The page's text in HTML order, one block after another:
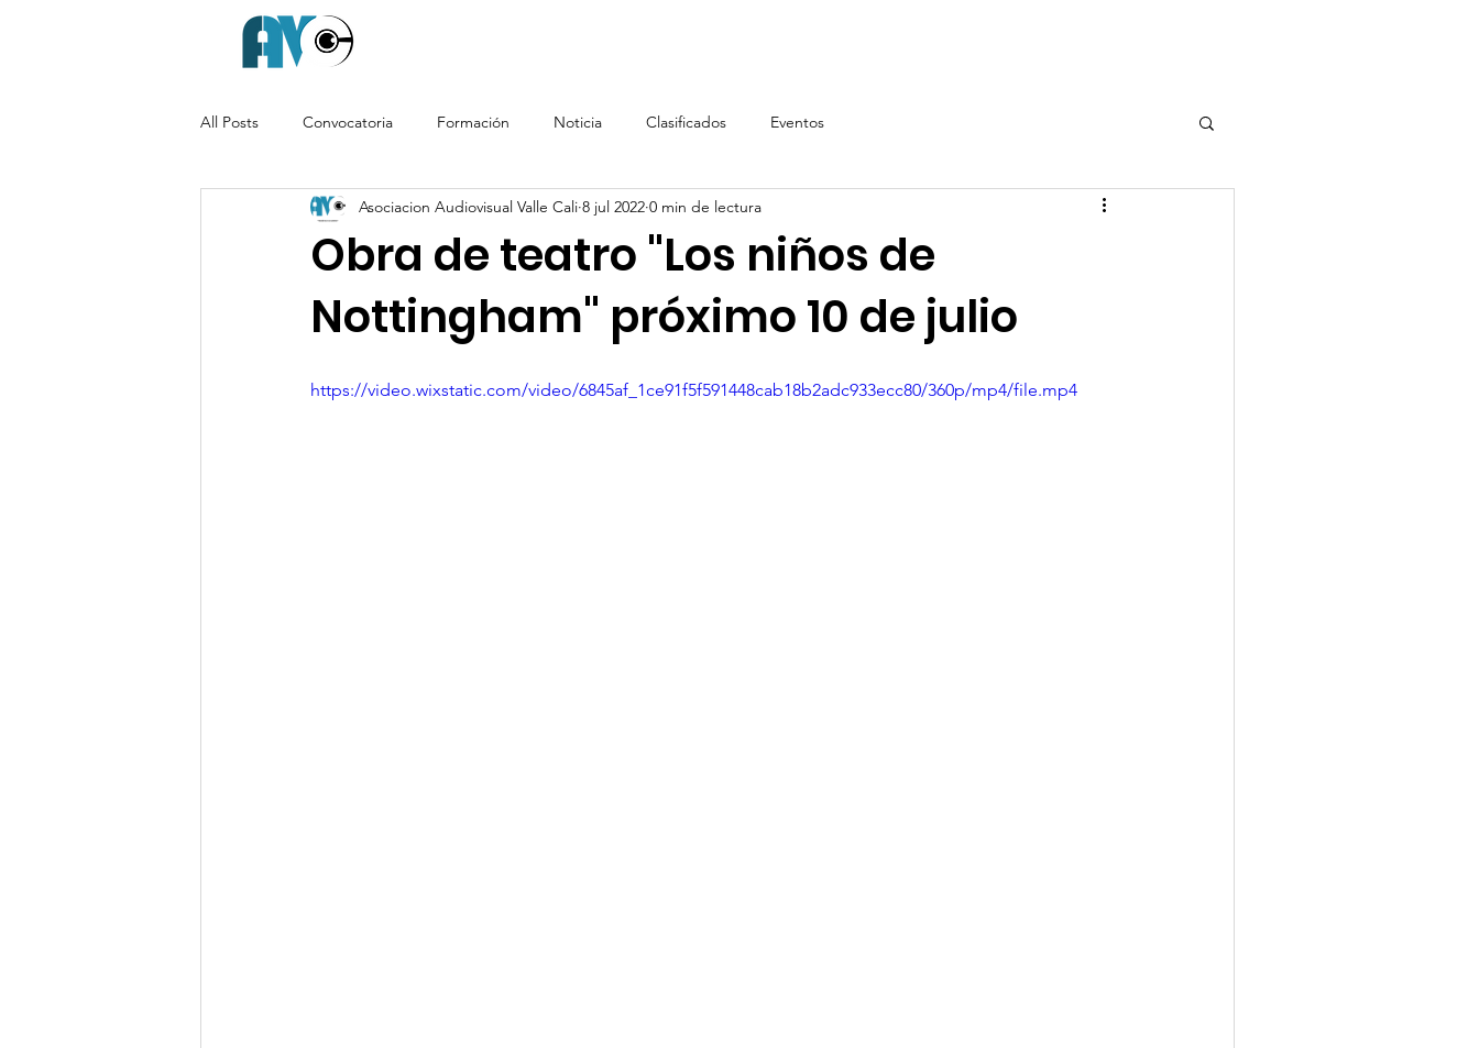
All Posts Convocatoria Formación Noticia Clasificados Eventos
Obra de teatro "Los niños de
Nottingham" próximo 10 de julio
Asociacion Audiovisual Valle Cali 8 jul 2022 0 min de lectura
https://video.wixstatic.com/video/6845af_1ce91f5f591448cab18b2adc933ecc80/360p/mp4/file.mp4